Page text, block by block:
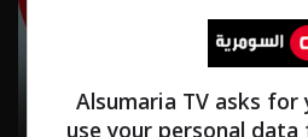
Alsumaria TV asks
use your personal